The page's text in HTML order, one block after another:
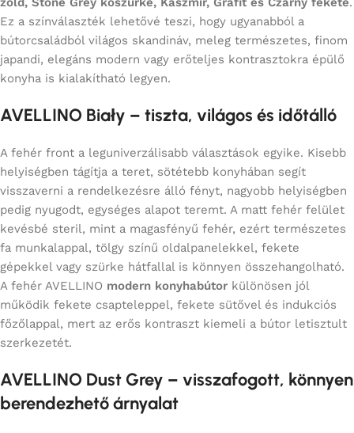
Ez a színválaszték lehetővé teszi, hogy ugyanabból a
bútorcsaládból világos skandináv, meleg természetes, finom
japandi, elegáns modern vagy erőteljes kontrasztokra épülő
konyha is kialakítható legyen.
AVELLINO Biały – tiszta, világos és időtálló
A fehér front a leguniverzálisabb választások egyike. Kisebb
helyiségben tágítja a teret, sötétebb konyhában segít
visszaverni a rendelkezésre álló fényt, nagyobb helyiségben
pedig nyugodt, egységes alapot teremt. A matt fehér felület
kevésbé steril, mint a magasfényű fehér, ezért természetes
fa munkalappal, tölgy színű oldalpanelekkel, fekete
gépekkel vagy szürke hátfallal is könnyen összehangolható.
A fehér AVELLINO modern konyhabútor különösen jól
működik fekete csapteleppel, fekete sütővel és indukciós
főzőlappal, mert az erős kontraszt kiemeli a bútor letisztult
szerkezetét.
AVELLINO Dust Grey – visszafogott, könnyen
berendezhető árnyalat